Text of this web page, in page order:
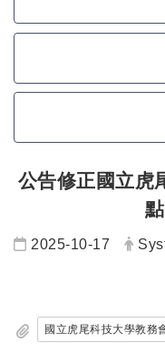
公告修正國立虎
日期：
2025-10-17 發
國立虎尾科技大學教務